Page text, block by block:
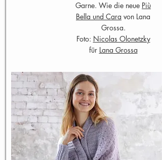
Garne. Wie die neue Più
Bella und Cara von Lana
Grossa.
Foto: Nicolas Olonetzky
für Lana Grossa